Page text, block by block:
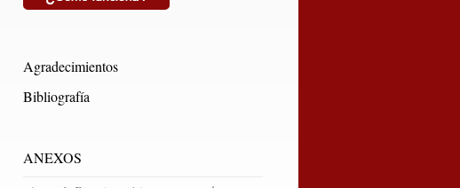
Agradecimientos
Bibliografía
ANEXOS